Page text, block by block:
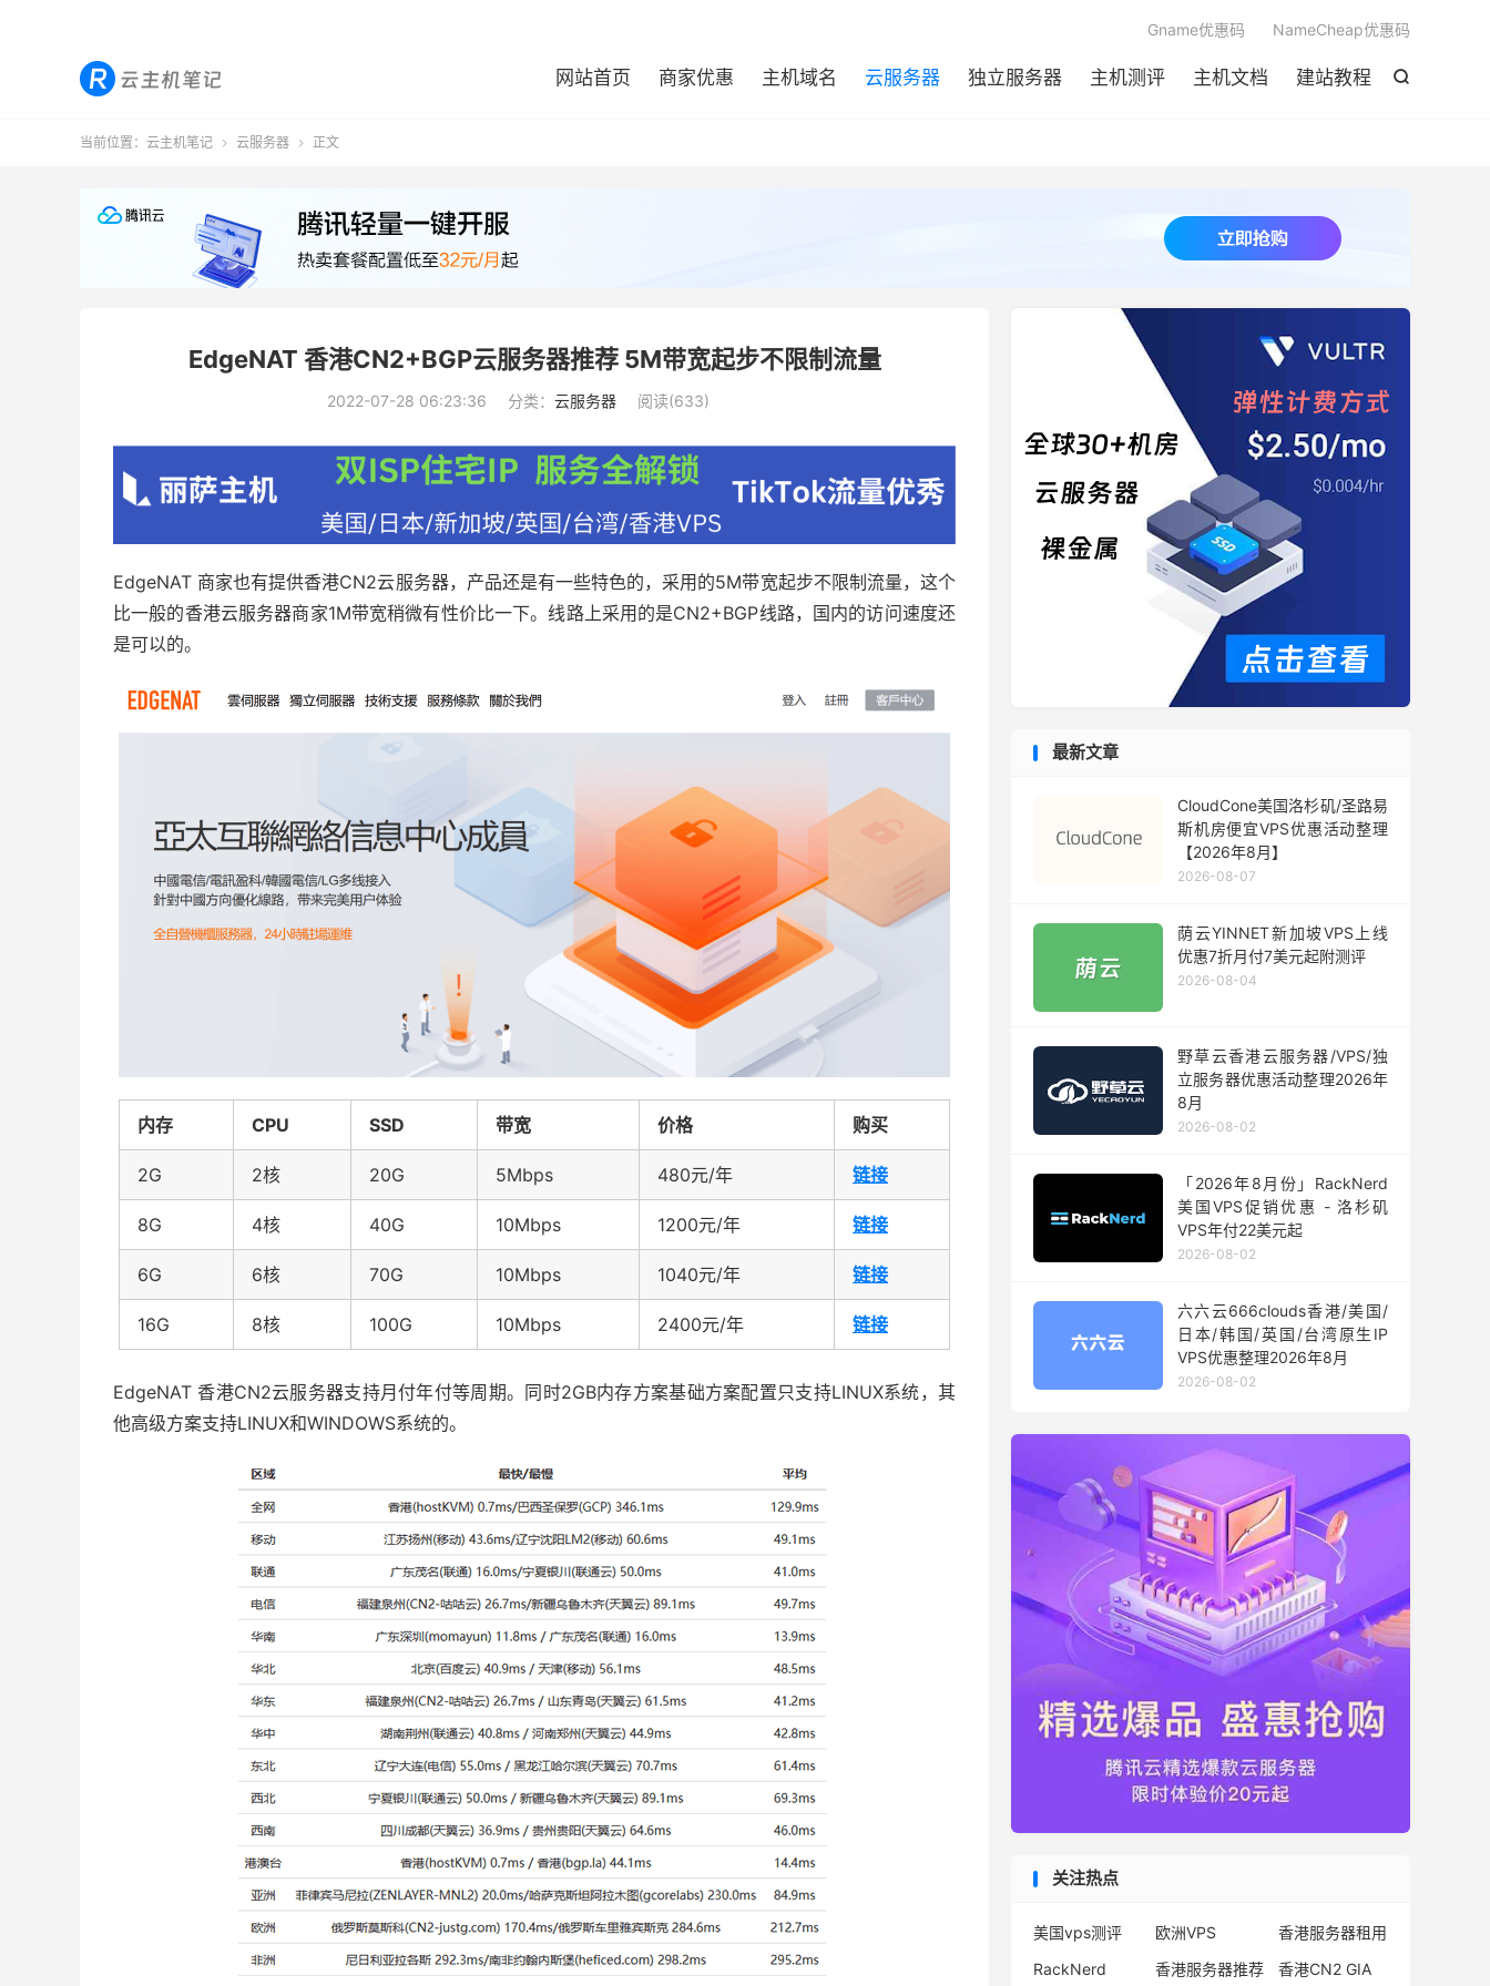

网站首页 商家优惠 主机域名 云服务器 独立服务器 主机测评 主机文档 建站教程
Gname优惠码 NameCheap优惠码
当前位置： 云主机笔记  云服务器  正文
EdgeNAT 香港CN2+BGP云服务器推荐 5M带宽起步不限制流量
2022-07-28 06:23:36 分类： 云服务器 阅读(633)
EdgeNAT 商家也有提供香港CN2云服务器，产品还是有一些特色的，采用的5M带宽起步不限制流量，这个
比一般的香港云服务器商家1M带宽稍微有性价比一下。线路上采用的是CN2+BGP线路，国内的访问速度还
是可以的。
内存 CPU SSD 带宽 价格 购买
2G 2核 20G 5Mbps 480元/年 链接
8G 4核 40G 10Mbps 1200元/年 链接
6G 6核 70G 10Mbps 1040元/年 链接
16G 8核 100G 10Mbps 2400元/年 链接
EdgeNAT 香港CN2云服务器支持月付年付等周期。同时2GB内存方案基础方案配置只支持LINUX系统，其
他高级方案支持LINUX和WINDOWS系统的。
最新文章
CloudCone美国洛杉矶/圣路易
斯机房便宜VPS优惠活动整理
【2026年8月】
2026-08-07
荫云YINNET新加坡VPS上线
优惠7折月付7美元起附测评
2026-08-04
野草云香港云服务器/VPS/独
立服务器优惠活动整理2026年
8月
2026-08-02
「2026年8月份」RackNerd
美国VPS促销优惠 - 洛杉矶
VPS年付22美元起
2026-08-02
六六云666clouds香港/美国/
日本/韩国/英国/台湾原生IP
VPS优惠整理2026年8月
2026-08-02
关注热点
美国vps测评 欧洲VPS
香港服务器租用
RackNerd
香港服务器推荐 香港CN2 GIA